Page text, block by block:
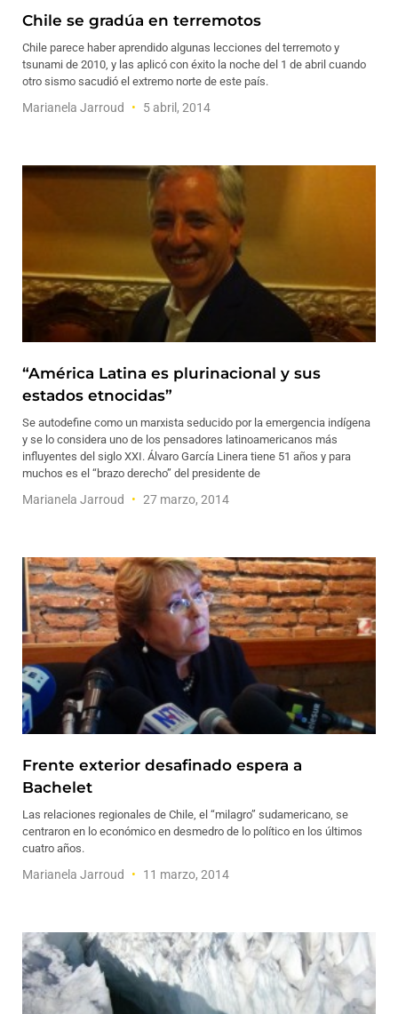
Chile se gradúa en terremotos
Chile parece haber aprendido algunas lecciones del terremoto y
tsunami de 2010, y las aplicó con éxito la noche del 1 de abril cuando
otro sismo sacudió el extremo norte de este país.
Marianela Jarroud 5 abril, 2014
“América Latina es plurinacional y sus
estados etnocidas”
Se autodefine como un marxista seducido por la emergencia indígena
y se lo considera uno de los pensadores latinoamericanos más
influyentes del siglo XXI. Álvaro García Linera tiene 51 años y para
muchos es el “brazo derecho” del presidente de
Marianela Jarroud 27 marzo, 2014
Frente exterior desafinado espera a
Bachelet
Las relaciones regionales de Chile, el “milagro” sudamericano, se
centraron en lo económico en desmedro de lo político en los últimos
cuatro años.
Marianela Jarroud 11 marzo, 2014